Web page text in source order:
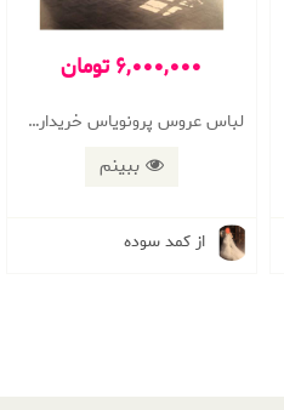
6,000,000 تومان
لباس عروس پرونویاس خریداری شده در سال ۹۲
ببینم
از کمد سوده